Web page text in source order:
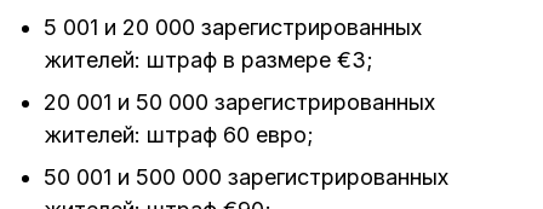
5 001 и 20 000 зарегистрированных
жителей: штраф в размере €3;
20 001 и 50 000 зарегистрированных
жителей: штраф 60 евро;
50 001 и 500 000 зарегистрированных